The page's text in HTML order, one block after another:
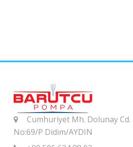
Cumhuriyet Mh. Dolunay Cd.
No:69/P Didim/AYDIN